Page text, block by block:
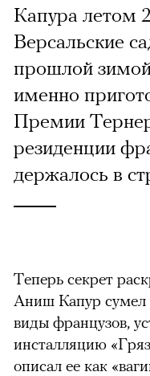
Капура летом
Версальские
прошлой
именно
Премии
резиденции
держалось в
Теперь секрет
Аниш Капур сумел
виды французов,
инсталляцию
описал ее как